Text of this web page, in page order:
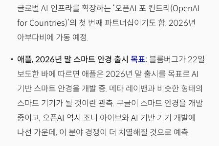
글로벌 AI 인프라를 확장하는 ‘오픈AI 포 컨트리(OpenAI
for Countries)’의 첫 번째 파트너십이기도 함. 2026년
아부다비에 가동 예정.
애플, 2026년 말 스마트 안경 출시 목표: 블룸버그가 22일
보도한 바에 따르면 애플은 2026년 말 출시를 목표로 AI
기반 스마트 안경을 개발 중. 메타 레이밴과 비슷한 형태의
스마트 기기가 될 것이란 관측. 구글이 스마트 안경을 개발
중이고, 오픈AI 역시 조니 아이브와 AI 기반 기기 개발에
나선 가운데, 이 분야 경쟁이 더 치열해질 것으로 예측.